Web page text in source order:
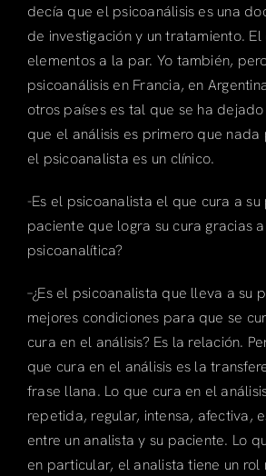
decía que el psicoanálisis es una
de investigación y un tratamiento.
elementos a la par. Yo también,
psicoanálisis en Francia, en
otros países es tal que se ha
que el análisis es primero que
el psicoanalista es un clínico.
-Es el psicoanalista el que cura a
paciente que logra su cura gracias
psicoanalítica?
–¿Es el psicoanalista que lleva a su
mejores condiciones para que se
cura en el análisis? Es la relación.
que cura en el análisis es la
frase llana. Lo que cura en el
repetida, regular, intensa, afectiva,
entre un analista y su paciente. Lo
en particular, el analista tiene un rol